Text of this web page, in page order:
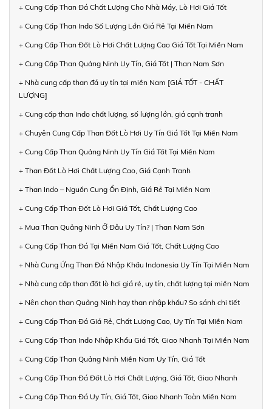
+ Cung Cấp Than Đá Chất Lượng Cho Nhà Máy, Lò Hơi Giá Tốt
+ Cung Cấp Than Indo Số Lượng Lớn Giá Rẻ Tại Miền Nam
+ Cung Cấp Than Đốt Lò Hơi Chất Lượng Cao Giá Tốt Tại Miền Nam
+ Cung Cấp Than Quảng Ninh Uy Tín, Giá Tốt | Than Nam Sơn
+ Nhà cung cấp than đá uy tín tại miền Nam [GIÁ TỐT - CHẤT
LƯỢNG]
+ Cung cấp than Indo chất lượng, số lượng lớn, giá cạnh tranh
+ Chuyên Cung Cấp Than Đốt Lò Hơi Uy Tín Giá Tốt Tại Miền Nam
+ Cung Cấp Than Quảng Ninh Uy Tín Giá Tốt Tại Miền Nam
+ Than Đốt Lò Hơi Chất Lượng Cao, Giá Cạnh Tranh
+ Than Indo – Nguồn Cung Ổn Định, Giá Rẻ Tại Miền Nam
+ Cung Cấp Than Đốt Lò Hơi Giá Tốt, Chất Lượng Cao
+ Mua Than Quảng Ninh Ở Đâu Uy Tín? | Than Nam Sơn
+ Cung Cấp Than Đá Tại Miền Nam Giá Tốt, Chất Lượng Cao
+ Nhà Cung Ứng Than Đá Nhập Khẩu Indonesia Uy Tín Tại Miền Nam
+ Nhà cung cấp than đốt lò hơi giá rẻ, uy tín, chất lượng tại miền Nam
+ Nên chọn than Quảng Ninh hay than nhập khẩu? So sánh chi tiết
+ Cung Cấp Than Đá Giá Rẻ, Chất Lượng Cao, Uy Tín Tại Miền Nam
+ Cung Cấp Than Indo Nhập Khẩu Giá Tốt, Giao Nhanh Tại Miền Nam
+ Cung Cấp Than Quảng Ninh Miền Nam Uy Tín, Giá Tốt
+ Cung Cấp Than Đá Đốt Lò Hơi Chất Lượng, Giá Tốt, Giao Nhanh
+ Cung Cấp Than Đá Uy Tín, Giá Tốt, Giao Nhanh Toàn Miền Nam